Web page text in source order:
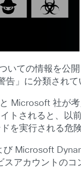
ての情報を公
」に分類されて
Microsoft 社が
トされると、以
を実行される危
Microsoft
アカウントの